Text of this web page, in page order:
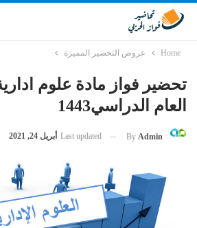
Home عروض التحضير المميزة
تحضير فواز مادة علوم
العام الدراسي1443
By Admin
Last updated أبريل 24, 2021